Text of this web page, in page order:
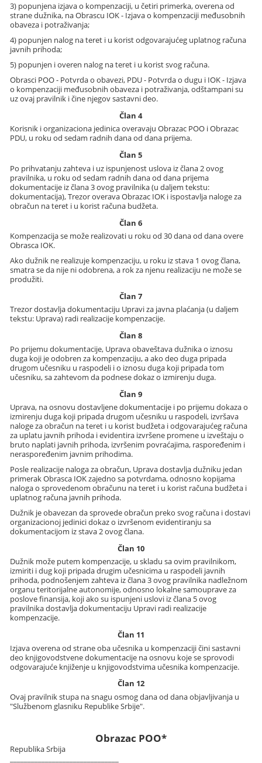
3) popunjena izjava o kompenzaciji, u četiri primerka, overena od
strane dužnika, na Obrascu IOK - Izjava o kompenzaciji međusobnih
obaveza i potraživanja;
4) popunjen nalog na teret i u korist odgovarajućeg uplatnog računa
javnih prihoda;
5) popunjen i overen nalog na teret i u korist svog računa.
Obrasci POO - Potvrda o obavezi, PDU - Potvrda o dugu i IOK - Izjava
o kompenzaciji međusobnih obaveza i potraživanja, odštampani su
uz ovaj pravilnik i čine njegov sastavni deo.
Član 4
Korisnik i organizaciona jedinica overavaju Obrazac POO i Obrazac
PDU, u roku od sedam radnih dana od dana prijema.
Član 5
Po prihvatanju zahteva i uz ispunjenost uslova iz člana 2 ovog
pravilnika, u roku od sedam radnih dana od dana prijema
dokumentacije iz člana 3 ovog pravilnika (u daljem tekstu:
dokumentacija), Trezor overava Obrazac IOK i ispostavlja naloge za
obračun na teret i u korist računa budžeta.
Član 6
Kompenzacija se može realizovati u roku od 30 dana od dana overe
Obrasca IOK.
Ako dužnik ne realizuje kompenzaciju, u roku iz stava 1 ovog člana,
smatra se da nije ni odobrena, a rok za njenu realizaciju ne može se
produžiti.
Član 7
Trezor dostavlja dokumentaciju Upravi za javna plaćanja (u daljem
tekstu: Uprava) radi realizacije kompenzacije.
Član 8
Po prijemu dokumentacije, Uprava obaveštava dužnika o iznosu
duga koji je odobren za kompenzaciju, a ako deo duga pripada
drugom učesniku u raspodeli i o iznosu duga koji pripada tom
učesniku, sa zahtevom da podnese dokaz o izmirenju duga.
Član 9
Uprava, na osnovu dostavljene dokumentacije i po prijemu dokaza o
izmirenju duga koji pripada drugom učesniku u raspodeli, izvršava
naloge za obračun na teret i u korist budžeta i odgovarajućeg računa
za uplatu javnih prihoda i evidentira izvršene promene u izveštaju o
bruto naplati javnih prihoda, izvršenim povraćajima, raspoređenim i
neraspoređenim javnim prihodima.
Posle realizacije naloga za obračun, Uprava dostavlja dužniku jedan
primerak Obrasca IOK zajedno sa potvrdama, odnosno kopijama
naloga o sprovedenom obračunu na teret i u korist računa budžeta i
uplatnog računa javnih prihoda.
Dužnik je obavezan da sprovede obračun preko svog računa i dostavi
organizacionoj jedinici dokaz o izvršenom evidentiranju sa
dokumentacijom iz stava 2 ovog člana.
Član 10
Dužnik može putem kompenzacije, u skladu sa ovim pravilnikom,
izmiriti i dug koji pripada drugim učesnicima u raspodeli javnih
prihoda, podnošenjem zahteva iz člana 3 ovog pravilnika nadležnom
organu teritorijalne autonomije, odnosno lokalne samouprave za
poslove finansija, koji ako su ispunjeni uslovi iz člana 5 ovog
pravilnika dostavlja dokumentaciju Upravi radi realizacije
kompenzacije.
Član 11
Izjava overena od strane oba učesnika u kompenzaciji čini sastavni
deo knjigovodstvene dokumentacije na osnovu koje se sprovodi
odgovarajuće knjiženje u knjigovodstvima učesnika kompenzacije.
Član 12
Ovaj pravilnik stupa na snagu osmog dana od dana objavljivanja u
"Službenom glasniku Republike Srbije".
Obrazac POO*
Republika Srbija